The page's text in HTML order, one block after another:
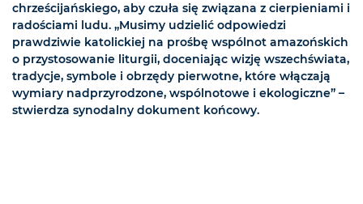
chrześcijańskiego, aby czuła się związana z cierpieniami i
radościami ludu. „Musimy udzielić odpowiedzi
prawdziwie katolickiej na prośbę wspólnot amazońskich
o przystosowanie liturgii, doceniając wizję wszechświata,
tradycje, symbole i obrzędy pierwotne, które włączają
wymiary nadprzyrodzone, wspólnotowe i ekologiczne” –
stwierdza synodalny dokument końcowy.